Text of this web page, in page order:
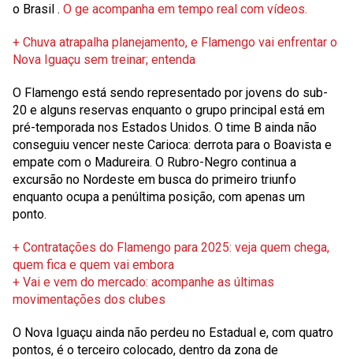
o Brasil . O ge acompanha em tempo real com vídeos.
+ Chuva atrapalha planejamento, e Flamengo vai enfrentar o
Nova Iguaçu sem treinar; entenda
O Flamengo está sendo representado por jovens do sub-
20 e alguns reservas enquanto o grupo principal está em
pré-temporada nos Estados Unidos. O time B ainda não
conseguiu vencer neste Carioca: derrota para o Boavista e
empate com o Madureira. O Rubro-Negro continua a
excursão no Nordeste em busca do primeiro triunfo
enquanto ocupa a penúltima posição, com apenas um
ponto.
+ Contratações do Flamengo para 2025: veja quem chega,
quem fica e quem vai embora
+ Vai e vem do mercado: acompanhe as últimas
movimentações dos clubes
O Nova Iguaçu ainda não perdeu no Estadual e, com quatro
pontos, é o terceiro colocado, dentro da zona de